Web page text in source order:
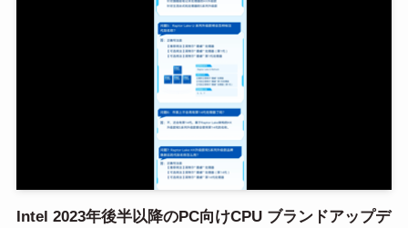
Intel 2023年後半以降のPC向けCPU ブランドアップデ